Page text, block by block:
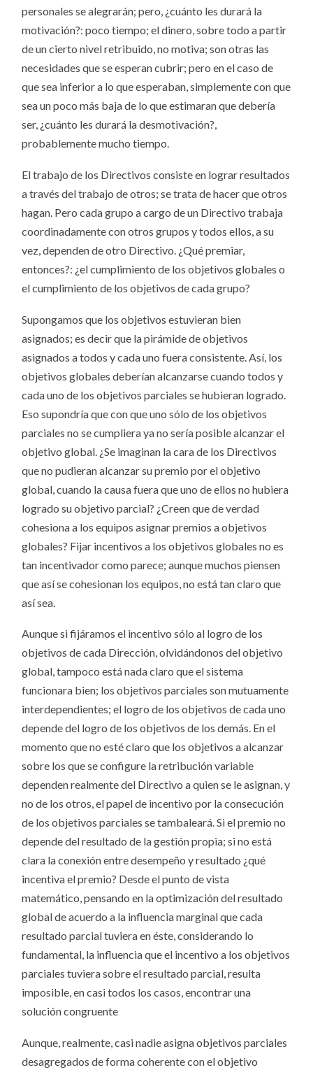
personales se alegrarán; pero, ¿cuánto les durará la
motivación?: poco tiempo; el dinero, sobre todo a partir
de un cierto nivel retribuido, no motiva; son otras las
necesidades que se esperan cubrir; pero en el caso de
que sea inferior a lo que esperaban, simplemente con que
sea un poco más baja de lo que estimaran que debería
ser, ¿cuánto les durará la desmotivación?,
probablemente mucho tiempo.
El trabajo de los Directivos consiste en lograr resultados
a través del trabajo de otros; se trata de hacer que otros
hagan. Pero cada grupo a cargo de un Directivo trabaja
coordinadamente con otros grupos y todos ellos, a su
vez, dependen de otro Directivo. ¿Qué premiar,
entonces?: ¿el cumplimiento de los objetivos globales o
el cumplimiento de los objetivos de cada grupo?
Supongamos que los objetivos estuvieran bien
asignados; es decir que la pirámide de objetivos
asignados a todos y cada uno fuera consistente. Así, los
objetivos globales deberían alcanzarse cuando todos y
cada uno de los objetivos parciales se hubieran logrado.
Eso supondría que con que uno sólo de los objetivos
parciales no se cumpliera ya no sería posible alcanzar el
objetivo global. ¿Se imaginan la cara de los Directivos
que no pudieran alcanzar su premio por el objetivo
global, cuando la causa fuera que uno de ellos no hubiera
logrado su objetivo parcial? ¿Creen que de verdad
cohesiona a los equipos asignar premios a objetivos
globales? Fijar incentivos a los objetivos globales no es
tan incentivador como parece; aunque muchos piensen
que así se cohesionan los equipos, no está tan claro que
así sea.
Aunque si fijáramos el incentivo sólo al logro de los
objetivos de cada Dirección, olvidándonos del objetivo
global, tampoco está nada claro que el sistema
funcionara bien; los objetivos parciales son mutuamente
interdependientes; el logro de los objetivos de cada uno
depende del logro de los objetivos de los demás. En el
momento que no esté claro que los objetivos a alcanzar
sobre los que se configure la retribución variable
dependen realmente del Directivo a quien se le asignan, y
no de los otros, el papel de incentivo por la consecución
de los objetivos parciales se tambaleará. Si el premio no
depende del resultado de la gestión propia; si no está
clara la conexión entre desempeño y resultado ¿qué
incentiva el premio? Desde el punto de vista
matemático, pensando en la optimización del resultado
global de acuerdo a la influencia marginal que cada
resultado parcial tuviera en éste, considerando lo
fundamental, la influencia que el incentivo a los objetivos
parciales tuviera sobre el resultado parcial, resulta
imposible, en casi todos los casos, encontrar una
solución congruente
Aunque, realmente, casi nadie asigna objetivos parciales
desagregados de forma coherente con el objetivo